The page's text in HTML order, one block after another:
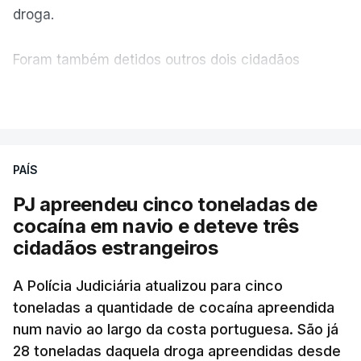
"com normalidade e tranquilidade".
c/ Lusa
droga.
Foram também detidos outros dois cidadãos
O elemento da tripulação encontrado morto
único detido que poderia dar mais informações
O corpo foi encontrado pelos guardas prisionais
pelas 8h00 desta quarta-feira. A RTP apurou que
não existe videovigilância nas celas, mas há
câmaras nos corredores das instalações.
PAÍS
PJ apreendeu cinco toneladas de
cocaína em navio e deteve três
cidadãos estrangeiros
A Polícia Judiciária atualizou para cinco
toneladas a quantidade de cocaína apreendida
num navio ao largo da costa portuguesa. São já
28 toneladas daquela droga apreendidas desde